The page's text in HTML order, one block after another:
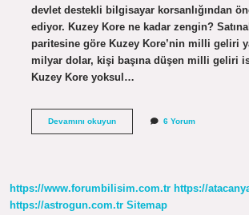
devlet destekli bilgisayar korsanlığından
ediyor. Kuzey Kore ne kadar zengin?
paritesine göre Kuzey Kore’nin milli geliri
milyar dolar, kişi başına düşen milli geliri
Kuzey Kore yoksul…
Devamını okuyunKuzey
6 Yorum
https://www.forumbilisim.com.tr https://
https://astrogun.com.tr Sitemap